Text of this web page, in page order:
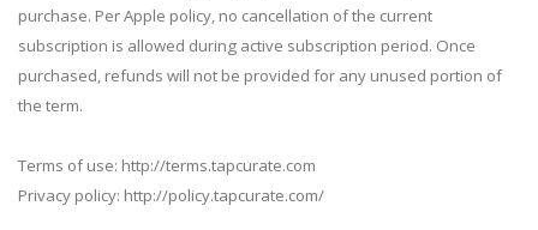
purchase. Per Apple policy, no cancellation of the current
subscription is allowed during active subscription period. Once
purchased, refunds will not be provided for any unused portion of
the term.
Terms of use: http://terms.tapcurate.com
Privacy policy: http://policy.tapcurate.com/